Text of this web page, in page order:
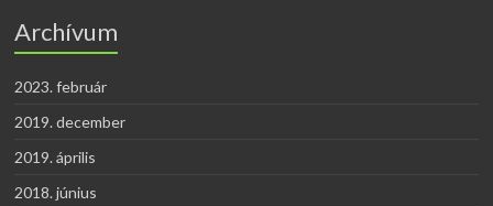
Archívum
2023. február
2019. december
2019. április
2018. június